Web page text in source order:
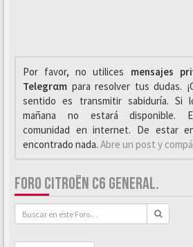
Por favor, no utilices mensajes
Telegrαm para resolver tus dudas.
sentido es transmitir sabiduría. Si
mañana no estará disponible.
comunidad en internet. De estar
encontrado nada. Abre un post y
FORO CITROËN C6 GENERAL.